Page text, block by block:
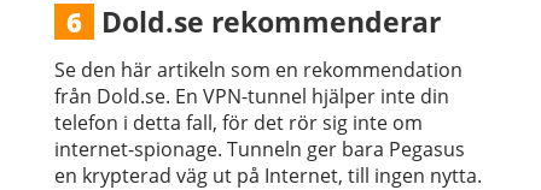
6 Dold.se rekommenderar
Se den här artikeln som en rekommendation
från Dold.se. En VPN-tunnel hjälper inte din
telefon i detta fall, för det rör sig inte om
internet-spionage. Tunneln ger bara Pegasus
en krypterad väg ut på Internet, till ingen nytta.